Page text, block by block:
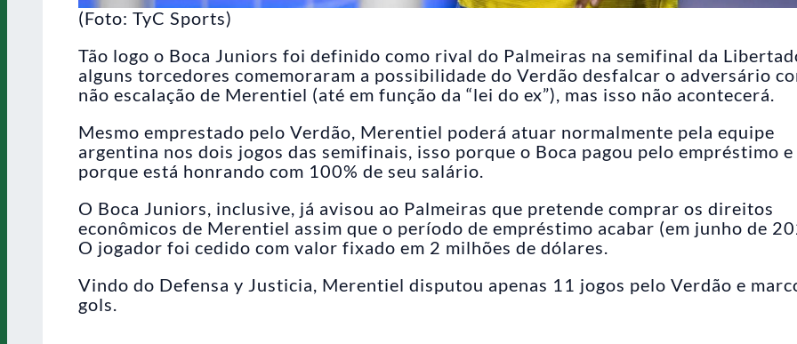
(Foto: TyC Sports)
Tão logo o Boca Juniors foi definido como rival do Palmeiras na semifinal da
alguns torcedores comemoraram a possibilidade do Verdão desfalcar o adversário
não escalação de Merentiel (até em função da “lei do ex”), mas isso não acontecerá.
Mesmo emprestado pelo Verdão, Merentiel poderá atuar normalmente pela equipe
argentina nos dois jogos das semifinais, isso porque o Boca pagou pelo empréstimo e
porque está honrando com 100% de seu salário.
O Boca Juniors, inclusive, já avisou ao Palmeiras que pretende comprar os direitos
econômicos de Merentiel assim que o período de empréstimo acabar (em junho de
O jogador foi cedido com valor fixado em 2 milhões de dólares.
Vindo do Defensa y Justicia, Merentiel disputou apenas 11 jogos pelo Verdão e
gols.